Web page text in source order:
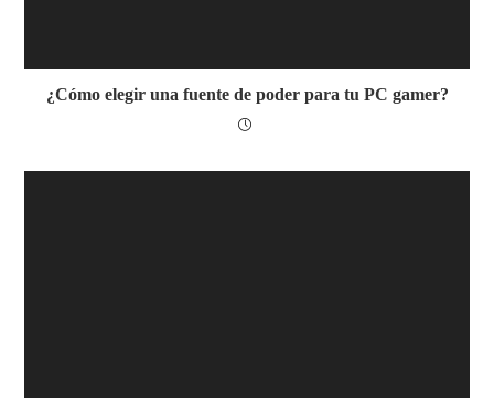
¿Cómo elegir una fuente de poder para tu PC gamer?